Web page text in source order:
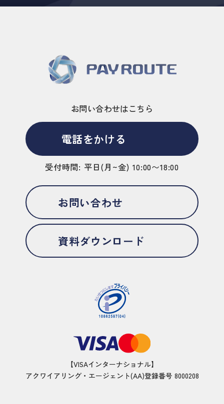
《個人情報相談窓口》 株式会社PAY ROUTE
電話： 06-6131-7455 e-mail：privacy＠pay-
route.co.jp
お問い合わせはこちら
電話をかける
受付時間: 平日(月~金) 10:00〜18:00
お問い合わせ
資料ダウンロード
【VISAインターナショナル】
アクワイアリング・エージェント(AA)登録番号 8000208